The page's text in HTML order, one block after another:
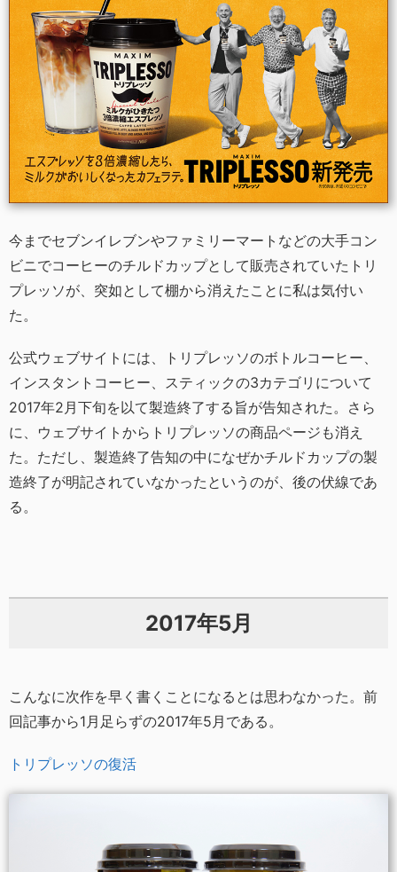
今までセブンイレブンやファミリーマートなどの大手コン
ビニでコーヒーのチルドカップとして販売されていたトリ
プレッソが、突如として棚から消えたことに私は気付い
た。
公式ウェブサイトには、トリプレッソのボトルコーヒー、
インスタントコーヒー、スティックの3カテゴリについて
2017年2月下旬を以て製造終了する旨が告知された。さら
に、ウェブサイトからトリプレッソの商品ページも消え
た。ただし、製造終了告知の中になぜかチルドカップの製
造終了が明記されていなかったというのが、後の伏線であ
る。
2017年5月
こんなに次作を早く書くことになるとは思わなかった。前
回記事から1月足らずの2017年5月である。
トリプレッソの復活